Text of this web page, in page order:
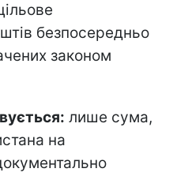
безпосередньо
законом
лише сума,
на